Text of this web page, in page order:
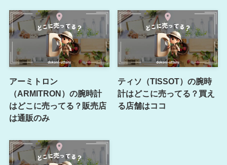
アーミトロン
（ARMITRON）の腕時計
はどこに売ってる？販売店
は通販のみ
ティソ（TISSOT）の腕時
計はどこに売ってる？買え
る店舗はココ